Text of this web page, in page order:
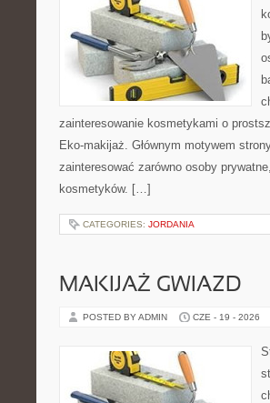
zainteresowanie kosmetykami o
Eko-makijaż. Głównym motywem
zainteresować zarówno osoby
kosmetyków. […]
CATEGORIES: JORDANIA
MAKIJAŻ GWIAZD
POSTED BY ADMIN CZE - 19 - 2026